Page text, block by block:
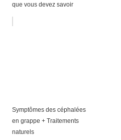
que vous devez savoir
Symptômes des céphalées
en grappe + Traitements
naturels